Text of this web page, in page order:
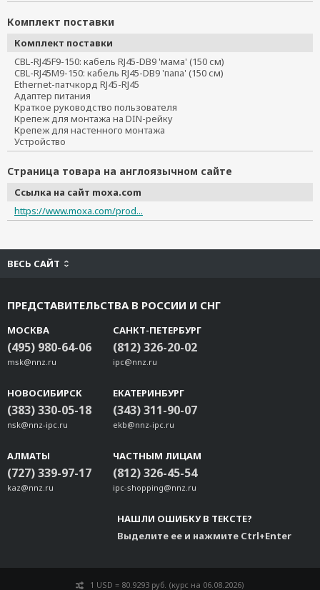
Комплект поставки
Комплект поставки
CBL-RJ45F9-150: кабель RJ45-DB9 'мама' (150 см)
CBL-RJ45M9-150: кабель RJ45-DB9 'папа' (150 см)
Ethernet-патчкорд RJ45-RJ45
Адаптер питания
Краткое руководство пользователя
Крепеж для монтажа на DIN-рейку
Крепеж для настенного монтажа
Устройство
Страница товара на англоязычном сайте
Ссылка на сайт moxa.com
https://www.moxa.com/prod...
ВЕСЬ САЙТ
ПРЕДСТАВИТЕЛЬСТВА В РОССИИ И СНГ
МОСКВА
(495) 980-64-06
msk@nnz.ru
САНКТ-ПЕТЕРБУРГ
(812) 326-20-02
ipc@nnz.ru
НОВОСИБИРСК
(383) 330-05-18
nsk@nnz-ipc.ru
ЕКАТЕРИНБУРГ
(343) 311-90-07
ekb@nnz-ipc.ru
АЛМАТЫ
(727) 339-97-17
kaz@nnz.ru
ЧАСТНЫМ ЛИЦАМ
(812) 326-45-54
ipc-shopping@nnz.ru
НАШЛИ ОШИБКУ В ТЕКСТЕ?
Выделите ее и нажмите Ctrl+Enter
1 USD = 80.9293 руб. (курс на 06.08.2026)